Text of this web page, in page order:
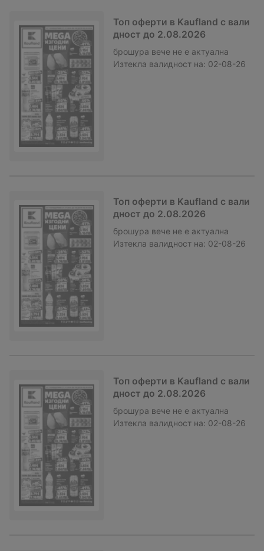
Топ оферти в Kaufland с вали
дност до 2.08.2026
брошура вече не е актуална
Изтекла валидност на: 02-08-26
Топ оферти в Kaufland с вали
дност до 2.08.2026
брошура вече не е актуална
Изтекла валидност на: 02-08-26
Топ оферти в Kaufland с вали
дност до 2.08.2026
брошура вече не е актуална
Изтекла валидност на: 02-08-26